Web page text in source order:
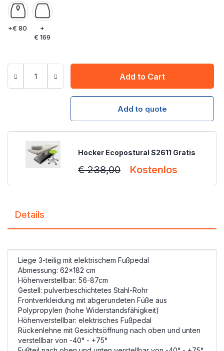
+€ 80
+
€ 169
Add to Cart
Add to quote
Hocker Ecopostural S2611 Gratis
€ 238,00 Kostenlos
Details
Liege 3-teilig mit elektrischem Fußpedal
Abmessung: 62x182 cm
Höhenverstellbar: 56-87cm
Gestell: pulverbeschichtetes Stahl-Rohr
Frontverkleidung mit abgerundeten Füße aus
Polypropylen (hohe Widerstandsfähigkeit)
Höhenverstellbar: elektrisches Fußpedal
Rückenlehne mit Gesichtsöffnung nach oben und unten
verstellbar von -40° - +75°